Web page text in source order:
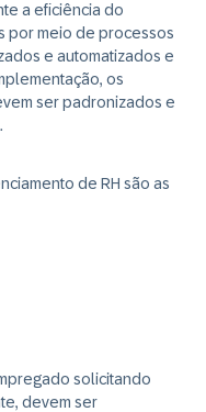
a eficiência do
por meio de processos
e automatizados e
os
ser padronizados e
de RH são as
solicitando
devem ser